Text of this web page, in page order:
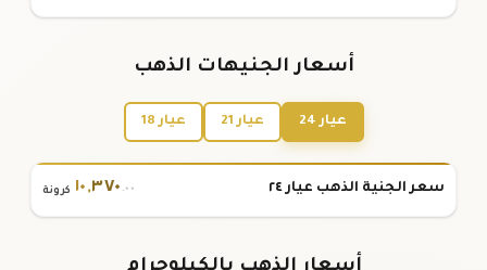
أسعار الجنيهات الذهب
عيار 24 عيار 21 عيار 18
سعر الجنية الذهب عيار ٢٤ ١٠,٣٧٠ .٠٠ كرونة